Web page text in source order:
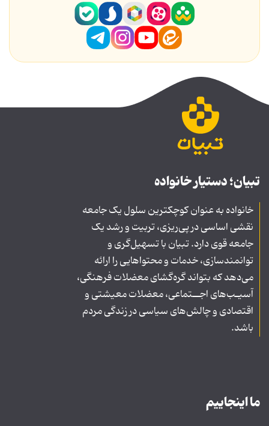
تبیان؛ دستیار خانواده
خانواده به عنوان کوچکترین سلول یک جامعه
نقشی اساسی در پی‌ریزی، تربیت و رشد یک
جامعه قوی دارد. تبیان با تسهیل‌گری و
توانمندسازی، خدمات و محتواهایی را ارائه
می‌دهد که بتواند گره‌گشای معضلات فرهنگی،
آسیـب‌های اجــتماعی، معضلات معیشتی و
اقتصادی و چالش‌های سیاسی در زندگی مردم
باشد.
ما اینجاییم